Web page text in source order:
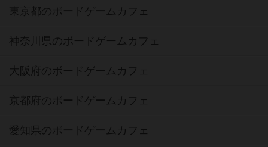
東京都のボードゲームカフェ
神奈川県のボードゲームカフェ
大阪府のボードゲームカフェ
京都府のボードゲームカフェ
愛知県のボードゲームカフェ